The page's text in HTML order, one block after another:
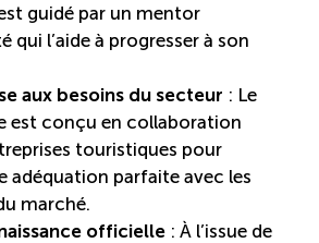
: Évaluation – Pertinence de la
de ressources
guidé par un mentor
qui l’aide à progresser à son
aux besoins du secteur : Le
est conçu en collaboration
touristiques pour
adéquation parfaite avec les
marché.
officielle : À l’issue de